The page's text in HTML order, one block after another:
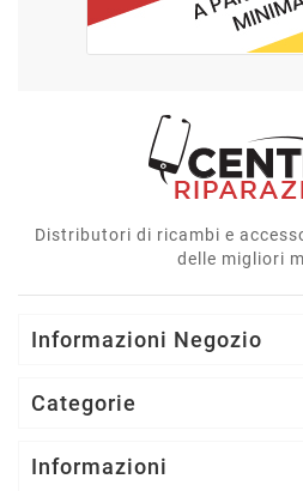
Distributori di ricambi e
delle migliori
Informazioni Negozio
Categorie
Informazioni